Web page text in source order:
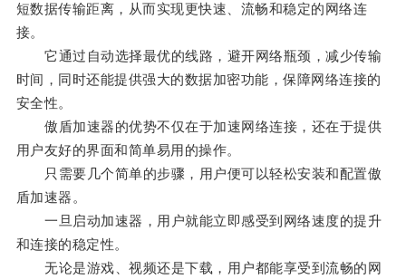
短数据传输距离，从而实现更快速、流畅和稳定的网络连
接。
它通过自动选择最优的线路，避开网络瓶颈，减少传输
时间，同时还能提供强大的数据加密功能，保障网络连接的
安全性。
傲盾加速器的优势不仅在于加速网络连接，还在于提供
用户友好的界面和简单易用的操作。
只需要几个简单的步骤，用户便可以轻松安装和配置傲
盾加速器。
一旦启动加速器，用户就能立即感受到网络速度的提升
和连接的稳定性。
无论是游戏、视频还是下载，用户都能享受到流畅的网